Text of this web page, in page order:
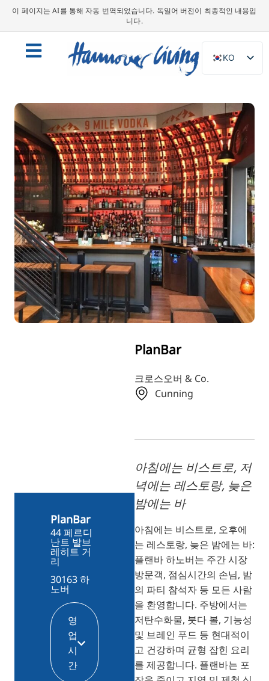
이 페이지는 AI를 통해 자동 번역되었습니다. 독일어 버전이 최종적인 내용입
니다.
KO
DE
NL
PL
ES
IT
DA
SV
FR
PT
TR
RU
FI
PlanBar
크로스오버 & Co.
Cunning
아침에는 비스트로, 저
녁에는 레스토랑, 늦은
밤에는 바
아침에는 비스트로, 오후에
는 레스토랑, 늦은 밤에는 바:
플랜바 하노버는 주간 시장
방문객, 점심시간의 손님, 밤
의 파티 참석자 등 모든 사람
을 환영합니다. 주방에서는
저탄수화물, 붓다 볼, 기능성
및 브레인 푸드 등 현대적이
고 건강하며 균형 잡힌 요리
를 제공합니다. 플랜바는 포
PlanBar
44 페르디
난트 발브
레히트 거
리
30163 하
노버
영
업
시
간